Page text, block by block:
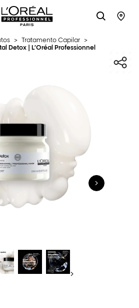
Paris
> Tratamento Capilar >
Detox | L’Oréal Professionnel